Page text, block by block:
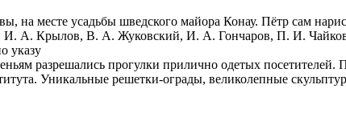
на месте усадьбы шведского майора Конау. Пётр сам
А. Крылов, В. А. Жуковский, И. А. Гончаров, П. И.
указу
разрешались прогулки прилично одетых
Уникальные решетки-ограды, великолепные